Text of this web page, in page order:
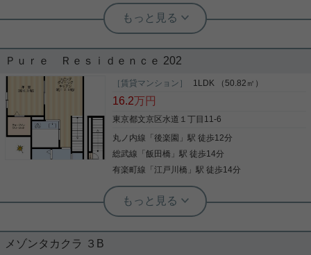
実用春日ホーム 千石店 会田将弘
エアコン フローリング 洗面化粧台 全
居室洋室 冷房
アを中心に賃貸・売買物件から事業用物件まで多数
取り揃えております。他社の掲載物件もまとめてご
写真(9)
詳細を見る
根津駅前センター（実用根津ホーム株式会社 根津駅前センター） スタ
実用春日ホーム 本店 砂子-
駅徒歩10分以内 システムキッチン 3沿
線以上利用可 エレベータ バストイレ別
2019年12月築、ＲＣ造地上10階建て総戸数18戸の
マンションです。 都営大江戸線・三田線「春日」駅
徒歩3分、南北線・丸ノ内線「後楽園」駅徒歩4分と
ラ・宅配ＢＯＸなど、セキュリティー良好です！ 浴
室乾燥機・温水暖房便座・独立洗面台・エアコンな
ど、室内設備も充実しております。 駐輪場無料！
（１住戸１区画のみ） 是非お問い合わせください！
実用春日ホーム 茗荷谷店 堀田枝里
春日駅徒歩3分☆角部屋、1LDK！
Ｐｕｒｅ Ｒｅｓｉｄｅｎｃｅ 202
［賃貸マンション］ 1LDK （50.82㎡）
16.2万円
東京都文京区水道１丁目11-6
丸ノ内線 「後楽園 」駅 徒歩12分
総武線 「飯田橋 」駅 徒歩14分
有楽町線 「江戸川橋 」駅 徒歩14分
実用春日ホーム 本店 スタッフ島倉
即入居可能☆3人まで☆
メゾンタカクラ ３B